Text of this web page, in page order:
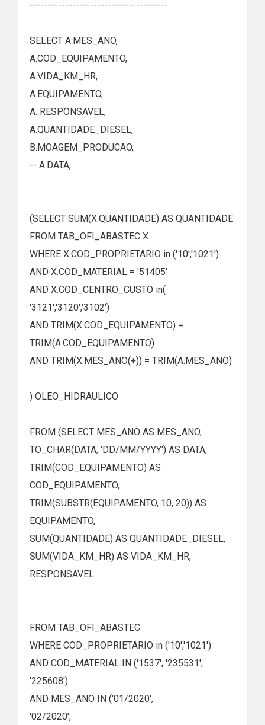
---------------------------------------
SELECT A.MES_ANO,
A.COD_EQUIPAMENTO,
A.VIDA_KM_HR,
A.EQUIPAMENTO,
A. RESPONSAVEL,
A.QUANTIDADE_DIESEL,
B.MOAGEM_PRODUCAO,
-- A.DATA,
(SELECT SUM(X.QUANTIDADE) AS QUANTIDADE
FROM TAB_OFI_ABASTEC X
WHERE X.COD_PROPRIETARIO in ('10','1021')
AND X.COD_MATERIAL = '51405'
AND X.COD_CENTRO_CUSTO in(
'3121','3120','3102')
AND TRIM(X.COD_EQUIPAMENTO) =
TRIM(A.COD_EQUIPAMENTO)
AND TRIM(X.MES_ANO(+)) = TRIM(A.MES_ANO)
) OLEO_HIDRAULICO
FROM (SELECT MES_ANO AS MES_ANO,
TO_CHAR(DATA, 'DD/MM/YYYY') AS DATA,
TRIM(COD_EQUIPAMENTO) AS
COD_EQUIPAMENTO,
TRIM(SUBSTR(EQUIPAMENTO, 10, 20)) AS
EQUIPAMENTO,
SUM(QUANTIDADE) AS QUANTIDADE_DIESEL,
SUM(VIDA_KM_HR) AS VIDA_KM_HR,
RESPONSAVEL
FROM TAB_OFI_ABASTEC
WHERE COD_PROPRIETARIO in ('10','1021')
AND COD_MATERIAL IN ('1537', '235531',
'225608')
AND MES_ANO IN ('01/2020',
'02/2020',